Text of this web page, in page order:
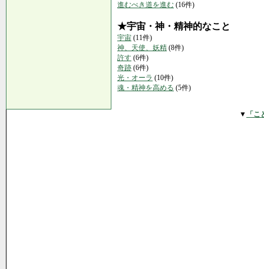
進むべき道を進む (16件)
★宇宙・神・精神的なこと
宇宙 (11件)
神、天使、妖精 (8件)
許す (6件)
奇跡 (6件)
光・オーラ (10件)
魂・精神を高める (5件)
▼ 「